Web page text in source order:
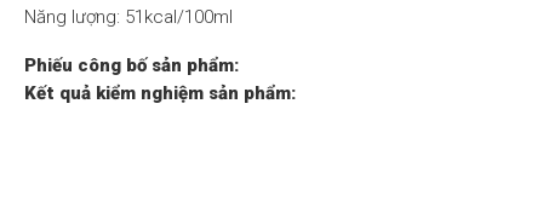
Năng lượng: 51kcal/100ml
Phiếu công bố sản phẩm:
Kết quả kiểm nghiệm sản phẩm: